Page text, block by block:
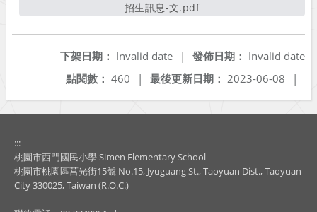
招生訊息-文.pdf另開新視窗
發佈日期： Invalid date
下架日期： Invalid date
|
最後更新日期： 2023-06-08 |
點閱數： 460 |
:::
桃園市西門國民小學 Simen Elementary School
桃園市桃園區莒光街15號 No.15, Jyuguang St., Taoyuan Dist., Taoyuan
City 330025, Taiwan (R.O.C.)